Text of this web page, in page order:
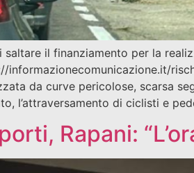
saltare il finanziamento per la
informazionecomunicazione.it/
da curve pericolose, scarsa
l’attraversamento di ciclisti e
Rapani: